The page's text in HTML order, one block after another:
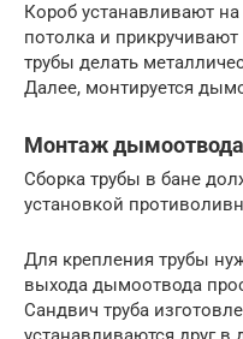
Короб устанавливают
потолка и
трубы делать
Далее, монтируется
Монтаж дымоотвода
Сборка трубы в бане
установкой
Для крепления трубы
выхода дымоотвода
Сандвич труба